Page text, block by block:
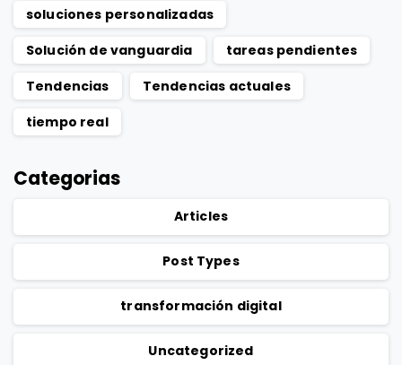
soluciones personalizadas
Solución de vanguardia
tareas pendientes
Tendencias
Tendencias actuales
tiempo real
Categorias
Articles
Post Types
transformación digital
Uncategorized